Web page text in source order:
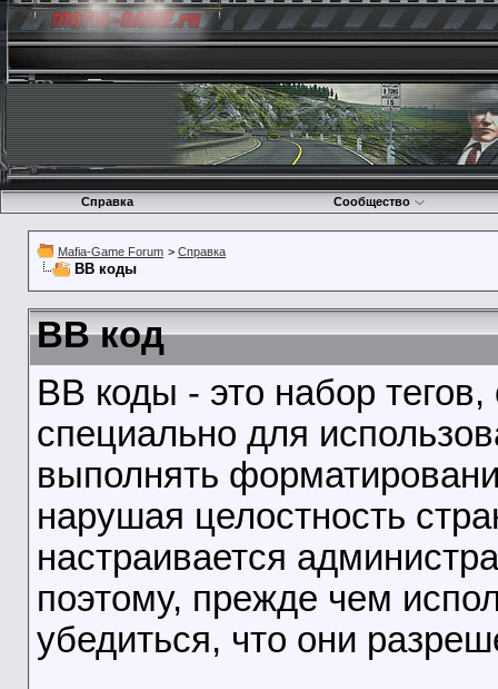
Справка Сообщество
Mafia-Game Forum > Справка
BB коды
BB код
BB коды - это набор
специально для
выполнять
нарушая целостность
настраивается
поэтому, прежде чем
убедиться, что они